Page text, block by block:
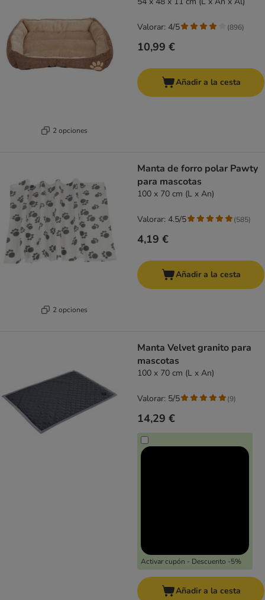
2 opciones
10,99 €
Valorar: 4/5 (896)
Añadir a la cesta
2 opciones
Manta de forro polar Pawty
para mascotas
100 x 70 cm (L x An)
4,19 €
Valorar: 4.5/5 (585)
Añadir a la cesta
Manta Velvet granito para
mascotas
100 x 70 cm (L x An)
14,29 €
Activar cupón - Descuento -5%
Valorar: 5/5 (9)
Añadir a la cesta